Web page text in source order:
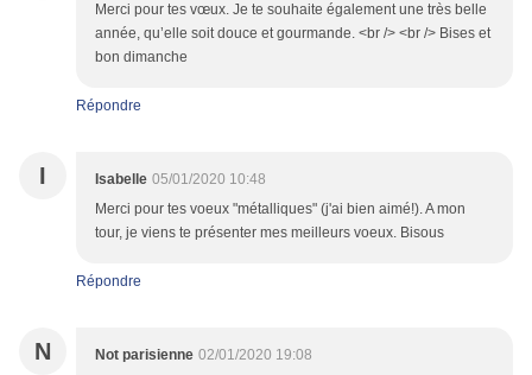
Merci pour tes vœux. Je te souhaite également une très belle
année, qu’elle soit douce et gourmande. <br /> <br /> Bises et
bon dimanche
Répondre
I Isabelle 05/01/2020 10:48
Merci pour tes voeux "métalliques" (j'ai bien aimé!). A mon
tour, je viens te présenter mes meilleurs voeux. Bisous
Répondre
N Not parisienne 02/01/2020 19:08